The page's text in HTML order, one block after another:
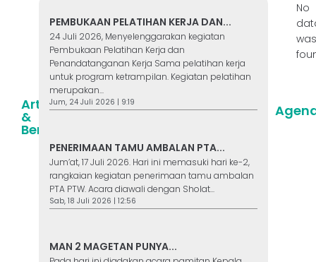
Artikel
&
Berita
PEMBUKAAN PELATIHAN KERJA DAN...
24 Juli 2026, Menyelenggarakan kegiatan
Pembukaan Pelatihan Kerja dan
Penandatanganan Kerja Sama pelatihan kerja
untuk program ketrampilan. Kegiatan pelatihan
merupakan...
Jum, 24 Juli 2026 | 9:19
PENERIMAAN TAMU AMBALAN PTA...
Jum’at, 17 Juli 2026. Hari ini memasuki hari ke-2,
rangkaian kegiatan penerimaan tamu ambalan
PTA PTW. Acara diawali dengan Sholat...
Sab, 18 Juli 2026 | 12:56
MAN 2 MAGETAN PUNYA...
No